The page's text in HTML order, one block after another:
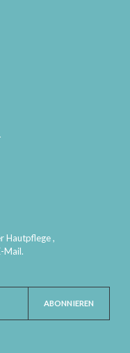
Hautpflege ,
Mail.
ABONNIEREN